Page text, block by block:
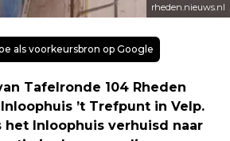
rheden.nieuws.nl
als voorkeursbron op Google
Tafelronde 104 Rheden
’t Trefpunt in Velp.
het Inloophuis verhuisd naar